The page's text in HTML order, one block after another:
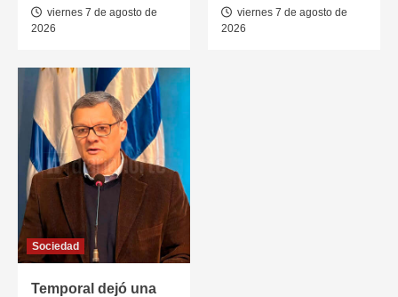
viernes 7 de agosto de
2026
viernes 7 de agosto de
2026
Sociedad
Temporal dejó una